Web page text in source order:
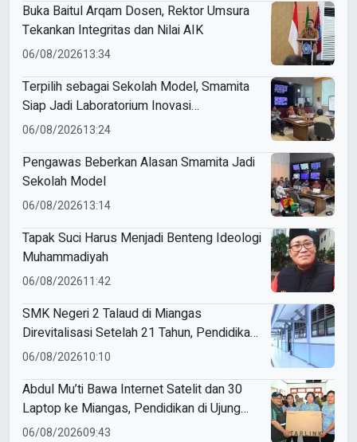
Buka Baitul Arqam Dosen, Rektor Umsura
Tekankan Integritas dan Nilai AIK
06/08/202613:34
Terpilih sebagai Sekolah Model, Smamita
Siap Jadi Laboratorium Inovasi
Pembelajaran AI
06/08/202613:24
Pengawas Beberkan Alasan Smamita Jadi
Sekolah Model
06/08/202613:14
Tapak Suci Harus Menjadi Benteng Ideologi
Muhammadiyah
06/08/202611:42
SMK Negeri 2 Talaud di Miangas
Direvitalisasi Setelah 21 Tahun, Pendidikan
3T Makin Berkualitas
06/08/202610:10
Abdul Mu’ti Bawa Internet Satelit dan 30
Laptop ke Miangas, Pendidikan di Ujung
Negeri Makin Digital
06/08/202609:43